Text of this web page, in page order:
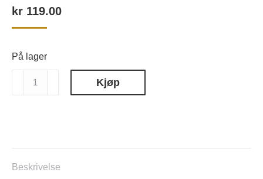
kr 119.00
På lager
STALEKS
Exlusive
Kjøp
Beskrivelse